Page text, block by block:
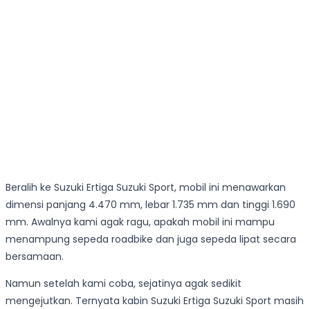
Beralih ke Suzuki Ertiga Suzuki Sport, mobil ini menawarkan
dimensi panjang 4.470 mm, lebar 1.735 mm dan tinggi 1.690
mm. Awalnya kami agak ragu, apakah mobil ini mampu
menampung sepeda roadbike dan juga sepeda lipat secara
bersamaan.
Namun setelah kami coba, sejatinya agak sedikit
mengejutkan. Ternyata kabin Suzuki Ertiga Suzuki Sport masih